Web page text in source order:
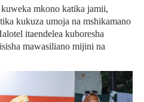
mkono katika jamii,
kukuza umoja na mshikamano
itaendelea kuboresha
mawasiliano mijini na